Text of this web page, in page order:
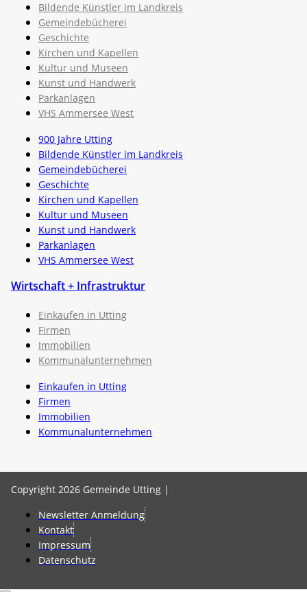
Bildende Künstler im Landkreis
Gemeindebücherei
Geschichte
Kirchen und Kapellen
Kultur und Museen
Kunst und Handwerk
Parkanlagen
VHS Ammersee West
900 Jahre Utting
Bildende Künstler im Landkreis
Gemeindebücherei
Geschichte
Kirchen und Kapellen
Kultur und Museen
Kunst und Handwerk
Parkanlagen
VHS Ammersee West
Wirtschaft + Infrastruktur
Einkaufen in Utting
Firmen
Immobilien
Kommunalunternehmen
Einkaufen in Utting
Firmen
Immobilien
Kommunalunternehmen
Copyright 2026 Gemeinde Utting |
Newsletter Anmeldung
Kontakt
Impressum
Datenschutz